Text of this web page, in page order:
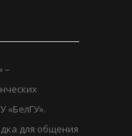
–
«БелГУ».
для общения